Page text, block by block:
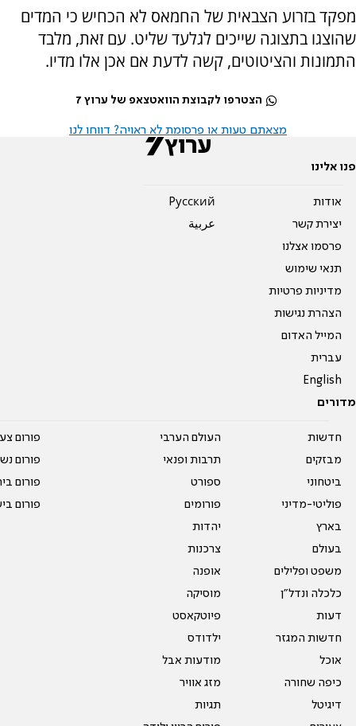
מפקד בזרוע הצבאית של החמאס לא הכחיש כי המדים
שהוצגו בתצוגה שייכים לגלעד שליט. עם זאת, מלבד
התמונות והציטוטים, קשה לדעת אם אכן אלו מדיו.
הצטרפו לקבוצת הוואטצאפ של ערוץ 7
מצאתם טעות או פרסומת לא ראויה? דווחו לנו
פנו אלינו
אודות
יצירת קשר
פרסמו אצלנו
תנאי שימוש
מדיניות פרטיות
הצהרת נגישות
המייל האדום
עברית
English
Pусский
عربية
מדורים
חדשות
מבזקים
ביטחוני
פוליטי-מדיני
בארץ
בעולם
משפט ופלילים
כלכלה ונדל"ן
דעות
חדשות המגזר
אוכל
כיפה שחורה
דיגיטל
העולם הערבי
תרבות ופנאי
ספורט
פורומים
יהדות
צרכנות
אופנה
מוסיקה
פיוטקאסט
ילדודס
מודעות אבל
מזג אוויר
תגיות
פורום
פורום
פורום
פורום